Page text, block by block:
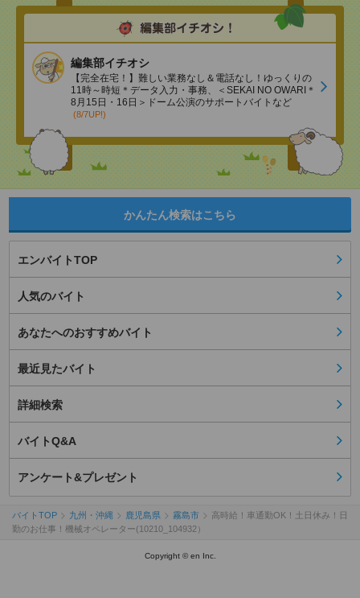
編集部イチオシ
【完全在宅！】難しい業務なし＆電話なし！ゆっくりの
11時～時短＊データ入力・事務、＜SEKAI NO OWARI＊
8月15日・16日＞ドーム公演のサポートバイトなど
(8/7UP!)
かんたん検索はこちら
エンバイトTOP
人気のバイト
あなたへのおすすめバイト
最近見たバイト
詳細検索
バイトQ&A
アンケート&プレゼント
バイトTOP 九州・沖縄 鹿児島県 霧島市
高時給！車通勤OK！土日休み！日
勤のお仕事！機械オペレーター(10210_104932）
Copyright © en Inc.